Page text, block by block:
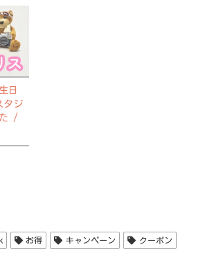
日
ジ
た /
お得 キャンペーン クーポン